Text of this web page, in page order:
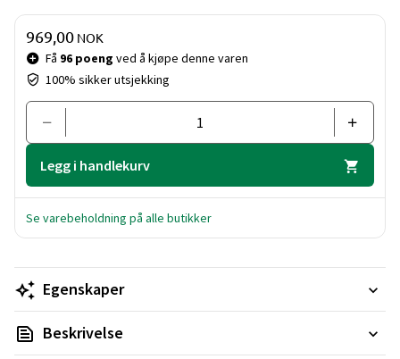
Pris og mengde
Få 96 poeng ved å kjøpe denne varen
100% sikker utsjekking
969,00 NOK
Legg i handlekurv
Se varebeholdning på alle butikker
Egenskaper
Beskrivelse